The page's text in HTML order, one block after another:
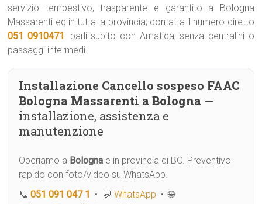
servizio tempestivo, trasparente e garantito a Bologna
Massarenti ed in tutta la provincia; contatta il numero diretto
051 0910471: parli subito con Amatica, senza centralini o
passaggi intermedi.
Installazione Cancello sospeso FAAC
Bologna Massarenti a Bologna —
installazione, assistenza e
manutenzione
Operiamo a Bologna e in provincia di BO. Preventivo
rapido con foto/video su WhatsApp.
📞051 091 047 1 • 💬WhatsApp • 🌐